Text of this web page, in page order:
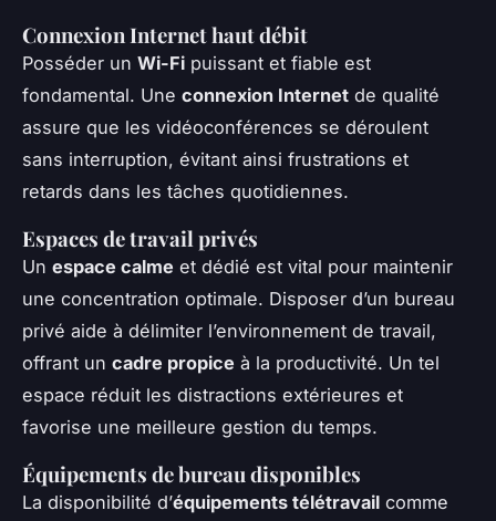
Connexion Internet haut débit
Posséder un Wi-Fi puissant et fiable est
fondamental. Une connexion Internet de qualité
assure que les vidéoconférences se déroulent
sans interruption, évitant ainsi frustrations et
retards dans les tâches quotidiennes.
Espaces de travail privés
Un espace calme et dédié est vital pour maintenir
une concentration optimale. Disposer d’un bureau
privé aide à délimiter l’environnement de travail,
offrant un cadre propice à la productivité. Un tel
espace réduit les distractions extérieures et
favorise une meilleure gestion du temps.
Équipements de bureau disponibles
La disponibilité d’équipements télétravail comme